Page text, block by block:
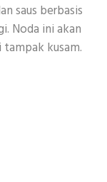
saus berbasis
Noda ini akan
kusam.